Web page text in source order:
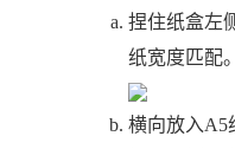
捏住纸盒左
纸宽度匹配。
横向放入A5